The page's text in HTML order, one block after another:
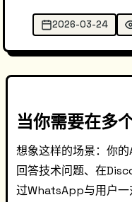
2026-03-24
当你需要在多
想象这样的场景：你
回答技术问题、在
过WhatsApp与用户一